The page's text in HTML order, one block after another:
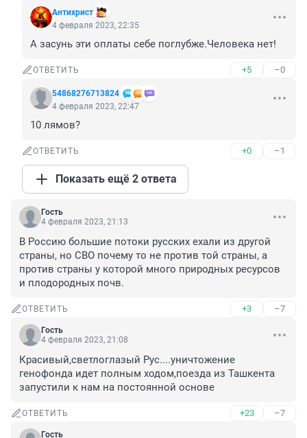
Антихрист
4 февраля 2023, 22:35
А засунь эти оплаты себе поглубже.Человека нет!
ОТВЕТИТЬ +5 –0
54868276713824
4 февраля 2023, 22:47
10 лямов?
ОТВЕТИТЬ +0 –1
Показать ещё 2 ответа
Гость
4 февраля 2023, 21:13
В Россию большие потоки русских ехали из другой
страны, но СВО почему то не против той страны, а
против страны у которой много природных ресурсов
и плодородных почв.
ОТВЕТИТЬ +3 –7
Гость
4 февраля 2023, 21:08
Красивый,светлоглазый Рус....уничтожение
генофонда идет полным ходом,поезда из Ташкента
запустили к нам на постоянной основе
ОТВЕТИТЬ +23 –7
Гость